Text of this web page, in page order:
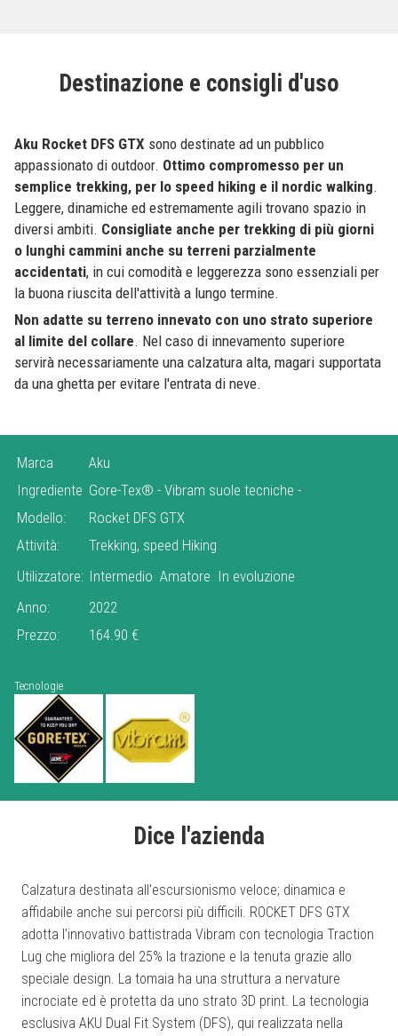
Destinazione e consigli d'uso
Aku Rocket DFS GTX sono destinate ad un pubblico
appassionato di outdoor. Ottimo compromesso per un
semplice trekking, per lo speed hiking e il nordic walking.
Leggere, dinamiche ed estremamente agili trovano spazio in
diversi ambiti. Consigliate anche per trekking di più giorni
o lunghi cammini anche su terreni parzialmente
accidentati, in cui comodità e leggerezza sono essenziali per
la buona riuscita dell'attività a lungo termine.
Non adatte su terreno innevato con uno strato superiore
al limite del collare. Nel caso di innevamento superiore
servirà necessariamente una calzatura alta, magari supportata
da una ghetta per evitare l'entrata di neve.
Marca
Aku
Ingrediente Gore-Tex® - Vibram suole tecniche -
Modello:
Rocket DFS GTX
Attività:
Trekking, speed Hiking
Utilizzatore: Intermedio Amatore In evoluzione
Anno:
2022
Prezzo:
164.90 €
Tecnologie
Dice l'azienda
Calzatura destinata all'escursionismo veloce; dinamica e
affidabile anche sui percorsi più difficili. ROCKET DFS GTX
adotta l’innovativo battistrada Vibram con tecnologia Traction
Lug che migliora del 25% la trazione e la tenuta grazie allo
speciale design. La tomaia ha una struttura a nervature
incrociate ed è protetta da uno strato 3D print. La tecnologia
esclusiva AKU Dual Fit System (DFS), qui realizzata nella